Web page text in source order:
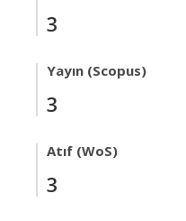
3
Yayın (Scopus)
3
Atıf (WoS)
3